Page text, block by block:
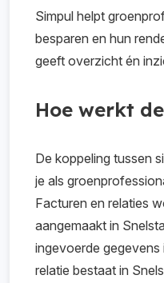
Simpul helpt
besparen en hun
geeft overzicht én
Hoe werkt
De koppeling tussen
je als
Facturen en relaties
aangemaakt in
ingevoerde gegevens
relatie bestaat in